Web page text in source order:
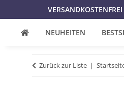
NEUHEITEN
Zurück zur Liste